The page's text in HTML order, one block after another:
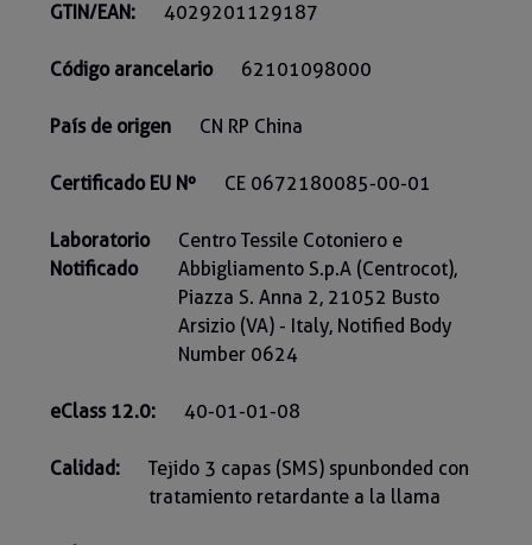
GTIN/EAN: 4029201129187
Código arancelario 62101098000
País de origen CN RP China
Certificado EU Nº CE 0672180085-00-01
Laboratorio
Notificado
Centro Tessile Cotoniero e
Abbigliamento S.p.A (Centrocot),
Piazza S. Anna 2, 21052 Busto
Arsizio (VA) - Italy, Notified Body
Number 0624
eClass 12.0: 40-01-01-08
Calidad:
Tejido 3 capas (SMS) spunbonded con
tratamiento retardante a la llama